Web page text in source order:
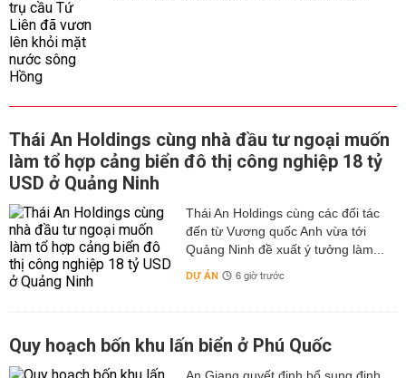
Thái An Holdings cùng nhà đầu tư ngoại muốn
làm tổ hợp cảng biển đô thị công nghiệp 18 tỷ
USD ở Quảng Ninh
Thái An Holdings cùng các đối tác
đến từ Vương quốc Anh vừa tới
Quảng Ninh đề xuất ý tưởng làm...
DỰ ÁN 6 giờ trước
Quy hoạch bốn khu lấn biển ở Phú Quốc